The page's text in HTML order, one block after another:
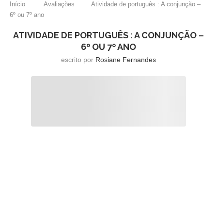
Início Avaliações
Atividade de português : A conjunção –
6º ou 7º ano
ATIVIDADE DE PORTUGUÊS : A CONJUNÇÃO –
6º OU 7º ANO
escrito por Rosiane Fernandes